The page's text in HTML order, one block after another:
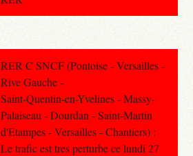
RER C SNCF (Pontoise - Versailles -
Rive Gauche -
Saint-Quentin-en-Yvelines - Massy-
Palaiseau - Dourdan - Saint-Martin
d'Etampes - Versailles - Chantiers) :
Le trafic est tres perturbe ce lundi 27